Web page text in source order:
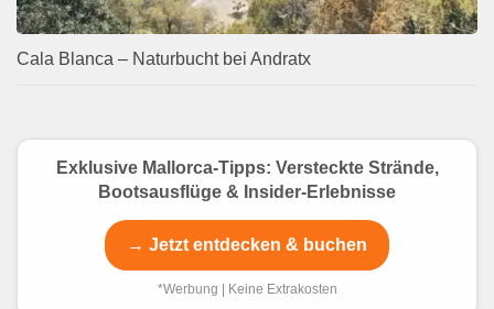
Cala Blanca – Naturbucht bei Andratx
Exklusive Mallorca-Tipps: Versteckte Strände,
Bootsausflüge & Insider-Erlebnisse
→ Jetzt entdecken & buchen
*Werbung | Keine Extrakosten